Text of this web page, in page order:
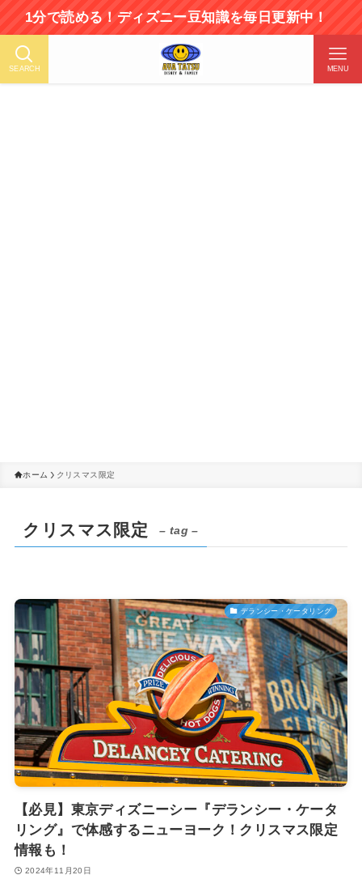
読める！ディズニー豆知識を毎日更新中！
SEARCH MENU
ホーム クリスマス限定
クリスマス限定 – tag –
デランシー・ケータリング
【必見】東京ディズニーシー『デランシー・ケータ
リング』で体感するニューヨーク！クリスマス限定
情報も！
2024年11月20日